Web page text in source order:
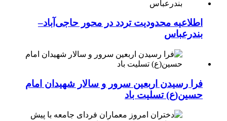
اطلاعیه محدودیت تردد در محور حاجی‌آباد–
بندرعباس
فرا رسیدن اربعین سرور و سالار شهیدان امام
حسین(ع) تسلیت باد